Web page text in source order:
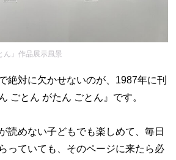
ん』作品展示風景
絶対に欠かせないのが、1987年に刊
ごとん がたん ごとん』です。
読めない子どもでも楽しめて、毎日
っていても、そのページに来たら必